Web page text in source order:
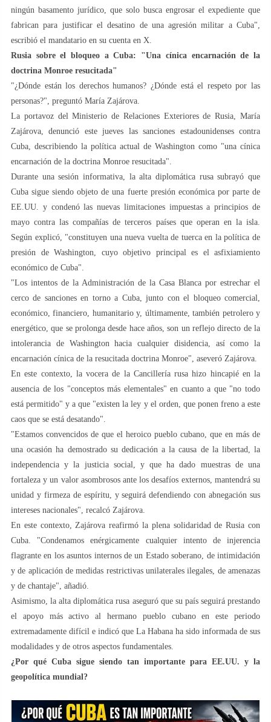
ningún basamento jurídico, que solo busca engrosar el expediente que
fabrican para justificar el desatino de una agresión militar a Cuba",
escribió el mandatario en su cuenta en X.
Rusia sobre el bloqueo a Cuba: "Una cínica encarnación de la
doctrina Monroe resucitada"
"¿Dónde están los derechos humanos? ¿Dónde está el respeto por las
personas?", preguntó María Zajárova.
La portavoz del Ministerio de Relaciones Exteriores de Rusia, María
Zajárova, denunció este jueves las sanciones estadounidenses contra
Cuba, describiendo la política actual de Washington como "una cínica
encarnación de la doctrina Monroe resucitada".
Durante una sesión informativa, la alta diplomática rusa subrayó que
Cuba sigue siendo objeto de una fuerte presión económica por parte de
EE.UU. y condenó las nuevas limitaciones impuestas a principios de
mayo contra las compañías de terceros países que operan en la isla.
Según explicó, "constituyen una nueva vuelta de tuerca en la política de
presión de Washington, cuyo objetivo principal es el asfixiamiento
económico de Cuba".
"Los intentos de la Administración de la Casa Blanca por estrechar el
cerco de sanciones en torno a Cuba, junto con el bloqueo comercial,
económico, financiero, humanitario y, últimamente, también petrolero y
energético, que se prolonga desde hace años, son un reflejo directo de la
intolerancia de Washington hacia cualquier disidencia, así como la
encarnación cínica de la resucitada doctrina Monroe", aseveró Zajárova.
En este contexto, la vocera de la Cancillería rusa hizo hincapié en la
ausencia de los "conceptos más elementales" en cuanto a que "no todo
está permitido" y a que "existen la ley y el orden, que ponen freno a este
caos que se está desatando".
"Estamos convencidos de que el heroico pueblo cubano, que en más de
una ocasión ha demostrado su dedicación a la causa de la libertad, la
independencia y la justicia social, y que ha dado muestras de una
fortaleza y un valor asombrosos ante los desafíos externos, mantendrá su
unidad y firmeza de espíritu, y seguirá defendiendo con abnegación sus
intereses nacionales", recalcó Zajárova.
En este contexto, Zajárova reafirmó la plena solidaridad de Rusia con
Cuba. "Condenamos enérgicamente cualquier intento de injerencia
flagrante en los asuntos internos de un Estado soberano, de intimidación
y de aplicación de medidas restrictivas unilaterales ilegales, de amenazas
y de chantaje", añadió.
Asimismo, la alta diplomática rusa aseguró que su país seguirá prestando
el apoyo más activo al hermano pueblo cubano en este periodo
extremadamente difícil e indicó que La Habana ha sido informada de sus
modalidades y de otros aspectos fundamentales.
¿Por qué Cuba sigue siendo tan importante para EE.UU. y la
geopolítica mundial?